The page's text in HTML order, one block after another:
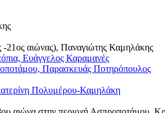
-21ος αιώνας), Παναγιώτης Καμηλάκης
Ευάγγελος Καραμανές
Παρασκευάς Ποτηρόπουλος
Πολυμέρου-Καμηλάκη